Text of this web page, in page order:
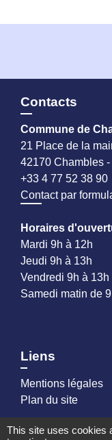
Contacts
Commune de
21 Place de la
42170 Chambles
+33 4 77 52 38 90
Contact par
Horaires
Mardi 9h à 12h
Jeudi 9h à 13h
Vendredi 9h à
Samedi matin de
Liens
Mentions légales
Plan du site
This site uses cookies